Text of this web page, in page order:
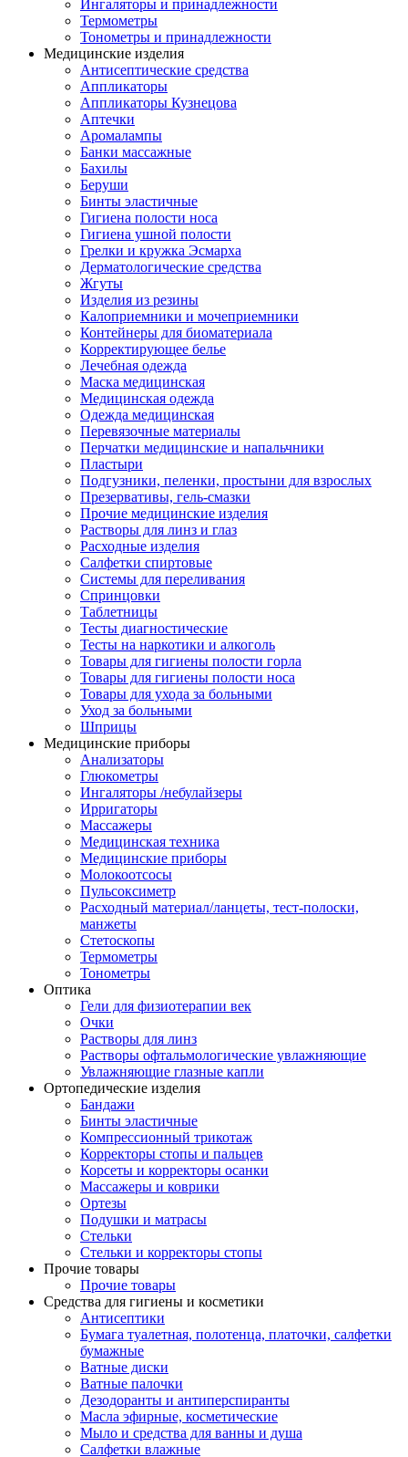
Ингаляторы и принадлежности
Термометры
Тонометры и принадлежности
Медицинские изделия
Антисептические средства
Аппликаторы
Аппликаторы Кузнецова
Аптечки
Аромалампы
Банки массажные
Бахилы
Беруши
Бинты эластичные
Гигиена полости носа
Гигиена ушной полости
Грелки и кружка Эсмарха
Дерматологические средства
Жгуты
Изделия из резины
Калоприемники и мочеприемники
Контейнеры для биоматериала
Корректирующее белье
Лечебная одежда
Маска медицинская
Медицинская одежда
Одежда медицинская
Перевязочные материалы
Перчатки медицинские и напальчники
Пластыри
Подгузники, пеленки, простыни для взрослых
Презервативы, гель-смазки
Прочие медицинские изделия
Растворы для линз и глаз
Расходные изделия
Салфетки спиртовые
Системы для переливания
Спринцовки
Таблетницы
Тесты диагностические
Тесты на наркотики и алкоголь
Товары для гигиены полости горла
Товары для гигиены полости носа
Товары для ухода за больными
Уход за больными
Шприцы
Медицинские приборы
Анализаторы
Глюкометры
Ингаляторы /небулайзеры
Ирригаторы
Массажеры
Медицинская техника
Медицинские приборы
Молокоотсосы
Пульсоксиметр
Расходный материал/ланцеты, тест-полоски,
манжеты
Стетоскопы
Термометры
Тонометры
Оптика
Гели для физиотерапии век
Очки
Растворы для линз
Растворы офтальмологические увлажняющие
Увлажняющие глазные капли
Ортопедические изделия
Бандажи
Бинты эластичные
Компрессионный трикотаж
Корректоры стопы и пальцев
Корсеты и корректоры осанки
Массажеры и коврики
Ортезы
Подушки и матрасы
Стельки
Стельки и корректоры стопы
Прочие товары
Прочие товары
Средства для гигиены и косметики
Антисептики
Бумага туалетная, полотенца, платочки, салфетки
бумажные
Ватные диски
Ватные палочки
Дезодоранты и антиперспиранты
Масла эфирные, косметические
Мыло и средства для ванны и душа
Салфетки влажные